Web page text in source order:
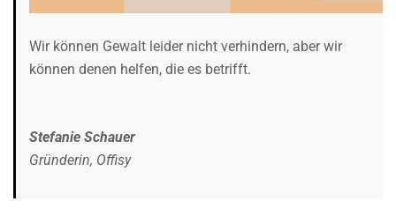
Wir können Gewalt leider nicht verhindern, aber wir
können denen helfen, die es betrifft.
Stefanie Schauer
Gründerin, Offisy